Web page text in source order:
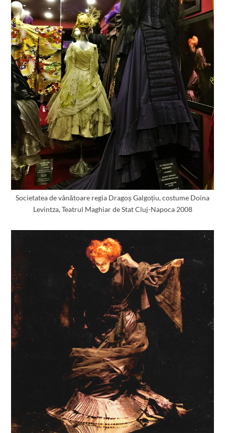
Societatea de vânătoare regia Dragoș Galgoțiu, costume Doina
Levintza, Teatrul Maghiar de Stat Cluj-Napoca 2008